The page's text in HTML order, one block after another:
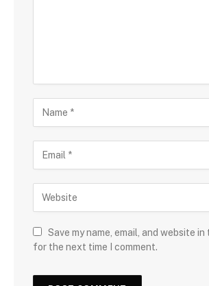
Save my name, email, and website
for the next time I comment.